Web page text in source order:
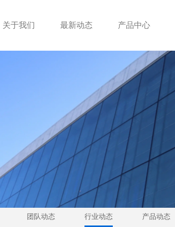
关于我们 最新动态 产品中心
团队动态 行业动态 产品动态